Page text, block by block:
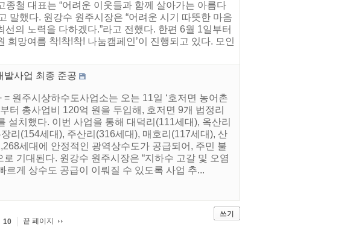
철 대표는 “어려운 이웃들과 함께 살아가는 아름다
말했다. 원강수 원주시장은 “어려운 시기 따뜻한 마음
의 노력을 다하겠다.”라고 전했다. 한편 6월 1일부터
망여름 착!착!착! 나눔캠페인’이 진행되고 있다. 모인
발사업 최종 준공
원주시상하수도사업소는 오는 11일 ‘호저면 농어촌
터 총사업비 120억 원을 투입해, 호저면 9개 법정리
설치했다. 이번 사업을 통해 대덕리(111세대), 옥산리
리(154세대), 주산리(316세대), 매호리(117세대), 산
세대에 안정적인 광역상수도가 공급되어, 주민 불
기대된다. 원강수 원주시장은 “지하수 고갈 및 오염
르게 상수도 공급이 이뤄질 수 있도록 사업 추...
쓰기
10 끝 페이지